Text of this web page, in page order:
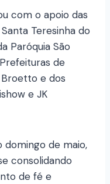
com o apoio das
Teresinha do
Paróquia São
de
e dos
e JK
domingo de maio,
consolidando
de fé e